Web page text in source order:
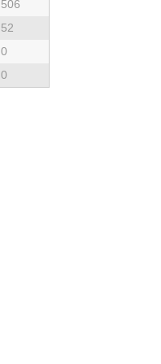
506
52
0
0